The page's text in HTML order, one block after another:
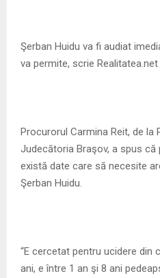
Şerban Huidu va fi audiat
va permite, scrie Realitatea.net
Procurorul Carmina Reit, de la
Judecătoria Braşov, a spus
există date care să necesite
Şerban Huidu.
“E cercetat pentru ucidere din
ani, e între 1 an şi 8 ani